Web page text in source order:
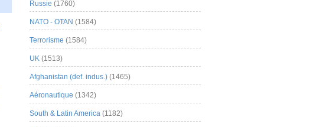
Russie (1760)
NATO - OTAN (1584)
Terrorisme (1584)
UK (1513)
Afghanistan (def. indus.) (1465)
Aéronautique (1342)
South & Latin America (1182)